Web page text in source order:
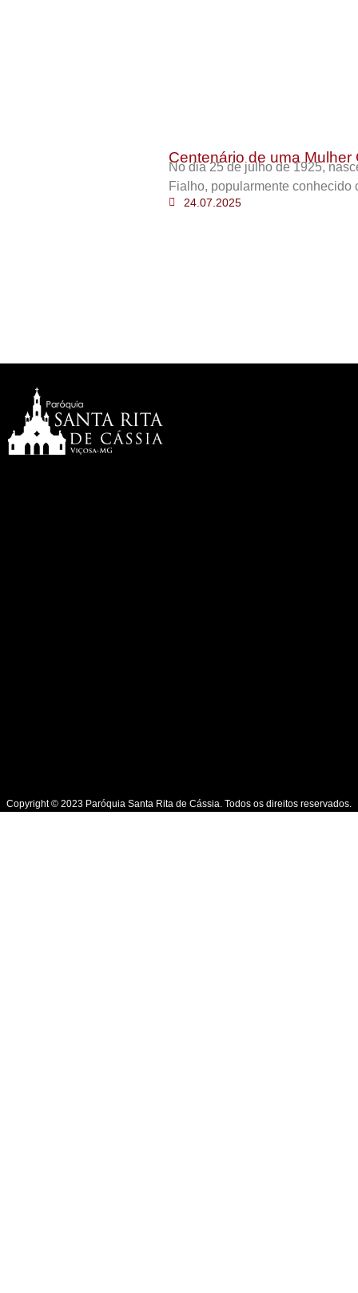
Centenário de uma Mulher
No dia 25 de julho de 1925,
Fialho, popularmente conhecido
24.07.2025
Copyright © 2023 Paróquia Santa Rita de Cássia. Todos os direitos reservados.